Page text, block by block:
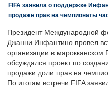
FIFA заявила о поддержке
продаже прав на чемпионаты
Президент Международной
Джанни Инфантино провел
организации в
обсуждался проект по
продажи доли прав на
По итогам встречи FIFA